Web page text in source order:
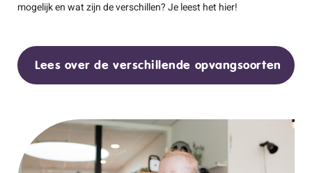
mogelijk en wat zijn de verschillen? Je leest het hier!
Lees over de verschillende opvangsoorten